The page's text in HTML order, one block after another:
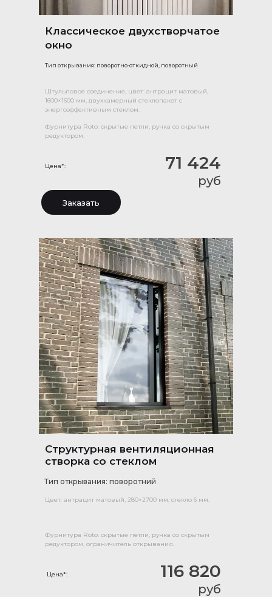
Классическое двухстворчатое
окно
Тип открывания: поворотно-откидной, поворотный
Цена*: 71 424
руб
Заказать
руб
Цена*: 116 820
Структурная вентиляционная
створка со стеклом
Тип открывания: поворотний
Цвет: антрацит матовый, 280×2700 мм, стекло 6 мм.
Фурнитура Roto: скрытые петли, ручка со скрытым
редуктором, ограничитель открывания.
Штульповое соединение, цвет: антрацит матовый,
1600×1600 мм, двухкамерный стеклопакет с
энергоэффективным стеклом.
Фурнитура Roto: скрытые петли, ручка со скрытым
редуктором.